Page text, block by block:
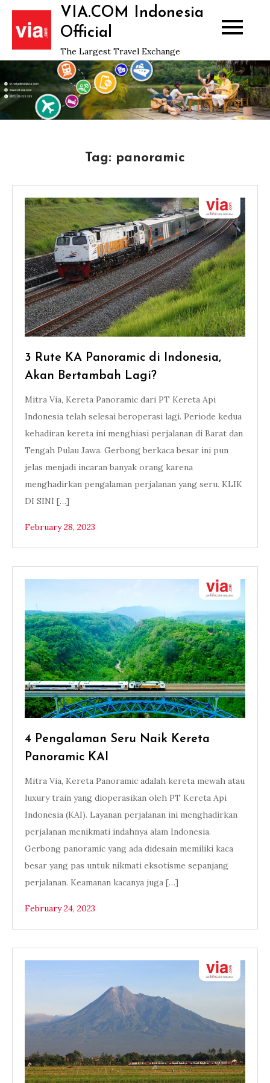
Skip
content
VIA.COM Indonesia
Official
The Largest Travel Exchange
Tag: panoramic
3 Rute KA Panoramic di Indonesia,
Akan Bertambah Lagi?
Mitra Via, Kereta Panoramic dari PT Kereta Api
Indonesia telah selesai beroperasi lagi. Periode kedua
kehadiran kereta ini menghiasi perjalanan di Barat dan
Tengah Pulau Jawa. Gerbong berkaca besar ini pun
jelas menjadi incaran banyak orang karena
menghadirkan pengalaman perjalanan yang seru. KLIK
DI SINI […]
February 28, 2023
4 Pengalaman Seru Naik Kereta
Panoramic KAI
Mitra Via, Kereta Panoramic adalah kereta mewah atau
luxury train yang dioperasikan oleh PT Kereta Api
Indonesia (KAI). Layanan perjalanan ini menghadirkan
perjalanan menikmati indahnya alam Indonesia.
Gerbong panoramic yang ada didesain memiliki kaca
besar yang pas untuk nikmati eksotisme sepanjang
perjalanan. Keamanan kacanya juga […]
February 24, 2023